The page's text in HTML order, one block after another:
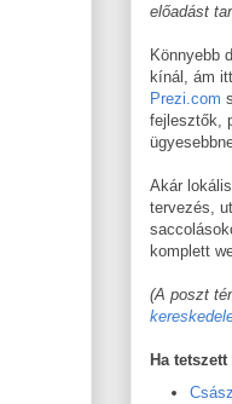
előadást
Könnyebb
kínál, ám
Prezi.com
fejlesztők,
Akár
tervezés,
komplett
(A poszt
Ha